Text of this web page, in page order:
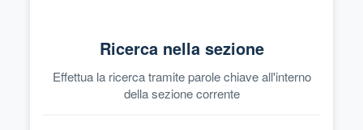
Ricerca nella sezione
Effettua la ricerca tramite parole chiave all'interno
della sezione corrente